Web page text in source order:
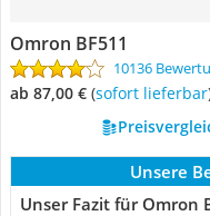
Omron BF511
10136
ab 87,00 € ( Sofort lieferbar
Unsere
Unser Fazit für Omron